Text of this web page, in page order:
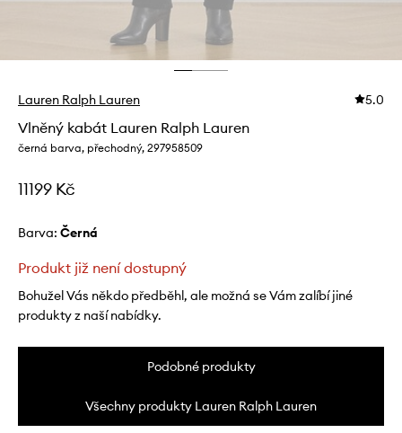
Lauren Ralph Lauren 5.0
Vlněný kabát Lauren Ralph Lauren
černá barva, přechodný, 297958509
11199 Kč
Barva: černá
Produkt již není dostupný
Bohužel Vás někdo předběhl, ale možná se Vám zalíbí jiné
produkty z naší nabídky.
Podobné produkty
Všechny produkty Lauren Ralph Lauren